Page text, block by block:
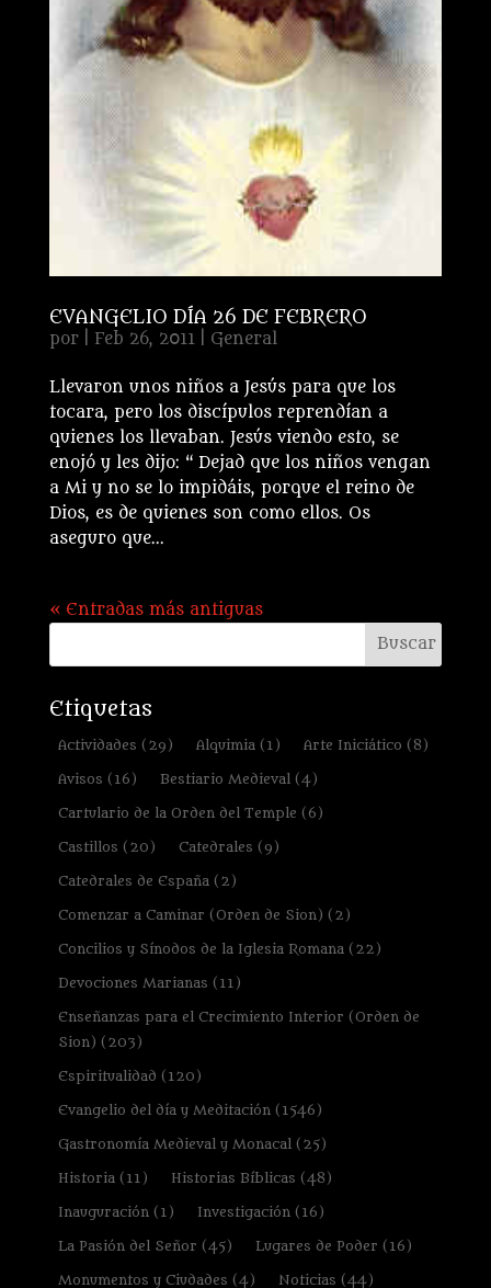
EVANGELIO DÍA 26 DE FEBRERO
por Feb 26, 2011| General
Llevaron unos niños a Jesús para que los
tocara, pero los discípulos reprendían a
quienes los llevaban. Jesús viendo esto, se
enojó y les dijo: “ Dejad que los niños vengan
a Mi y no se lo impidáis, porque el reino de
Dios, es de quienes son como ellos. Os
aseguro que...
« Entradas más antiguas
Etiquetas
Actividades (29) Alquimia (1) Arte Iniciático (8)
Avisos (16) Bestiario Medieval (4)
Cartulario de la Orden del Temple (6)
Castillos (20) Catedrales (9)
Catedrales de España (2)
Comenzar a Caminar (Orden de Sion) (2)
Concilios y Sínodos de la Iglesia Romana (22)
Devociones Marianas (11)
Enseñanzas para el Crecimiento Interior (Orden de
Sion) (203)
Espiritualidad (120)
Evangelio del día y Meditación (1546)
Gastronomía Medieval y Monacal (25)
Historia (11) Historias Bíblicas (48)
Inauguración (1) Investigación (16)
La Pasión del Señor (45) Lugares de Poder (16)
Monumentos y Ciudades (4) Noticias (44)